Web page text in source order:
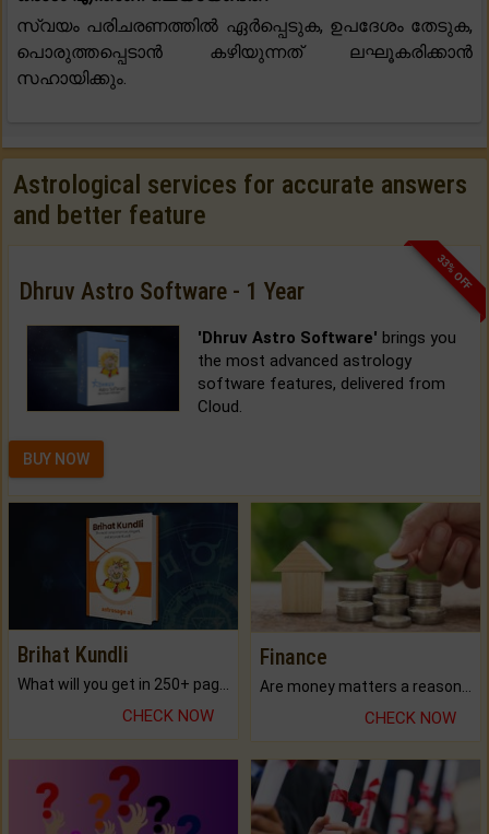
സ്വയം പരിചരണത്തിൽ ഏർപ്പെടുക, ഉപദേശം തേടുക,
പൊരുത്തപ്പെടാൻ കഴിയുന്നത് ലഘൂകരിക്കാൻ
സഹായിക്കും.
Astrological services for accurate answers
and better feature
33% OFF
Dhruv Astro Software - 1 Year
'Dhruv Astro Software' brings you
the most advanced astrology
software features, delivered from
Cloud.
BUY NOW
Brihat Kundli
CHECK NOW
Finance
CHECK NOW